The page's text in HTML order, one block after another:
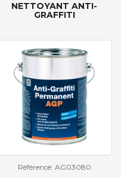
NETTOYANT ANTI-
GRAFFITI
Référence: AG03080